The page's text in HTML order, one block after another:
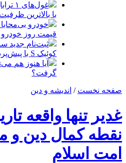
با بالاترین
خودرو
قیمت روز خودرو
ثبت‌نام جدید
کوئیک S با پیش‌پرداخت ۵۰۰ میلیونی
آیا هنوز هم
گرفت؟
صفحه نخست / اندیشه و دین
غدیر تنها واقعه
نقطه کمال دین و
امت اسلام